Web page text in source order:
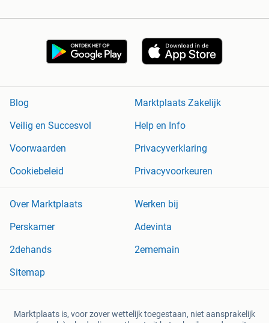
Blog
Marktplaats Zakelijk
Veilig en Succesvol
Help en Info
Voorwaarden
Privacyverklaring
Cookiebeleid
Privacyvoorkeuren
Over Marktplaats
Werken bij
Perskamer
Adevinta
2dehands
2ememain
Sitemap
Marktplaats is, voor zover wettelijk toegestaan, niet aansprakelijk